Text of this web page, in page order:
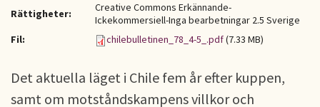
Rättigheter:
Creative Commons Erkännande-
Ickekommersiell-Inga bearbetningar 2.5 Sverige
Fil:
chilebulletinen_78_4-5_.pdf(7.33 MB)
Det aktuella läget i Chile fem år efter kuppen,
samt om motståndskampens villkor och